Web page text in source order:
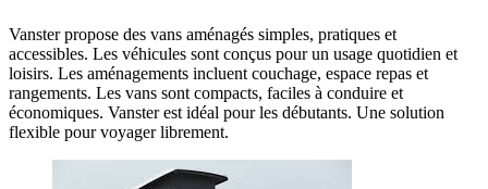
Vanster propose des vans aménagés simples, pratiques et
accessibles. Les véhicules sont conçus pour un usage quotidien et
loisirs. Les aménagements incluent couchage, espace repas et
rangements. Les vans sont compacts, faciles à conduire et
économiques. Vanster est idéal pour les débutants. Une solution
flexible pour voyager librement.